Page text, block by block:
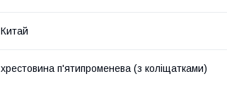
Китай
хрестовина п'ятипроменева (з коліщатками)